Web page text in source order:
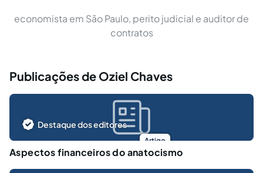
economista em São Paulo, perito judicial e auditor de
contratos
Publicações de Oziel Chaves
Artigo
Destaque dos editores
Aspectos financeiros do anatocismo